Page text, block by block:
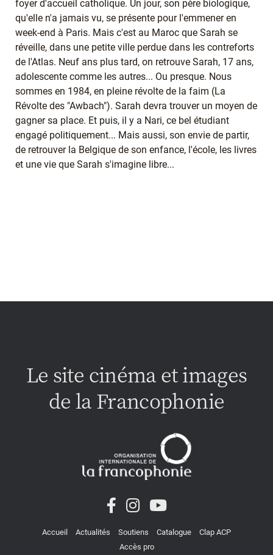
foyer d'accueil catholique. Un jour, son père biologique,
qu'elle n'a jamais vu, se présente pour l'emmener en
week-end à Paris. Mais c'est au Maroc que Sarah se
réveille, dans une petite ville perdue dans les contreforts
de l'Atlas. Neuf ans plus tard, on retrouve Sarah, 17 ans,
adolescente comme les autres... Ou presque. Nous
sommes en 1984, en pleine révolte de la faim (La
Révolte des "Awbach"). Sarah devra trouver un moyen de
gagner sa place. Et puis, il y a Nari, ce bel étudiant
engagé politiquement... Mais aussi, son envie de partir,
de retrouver la Belgique de son enfance, l'école, les livres
et une vie que Sarah s'imagine libre...
Le site cinéma et images
de la Francophonie
Accueil Actualités Soutiens Catalogue
Clap ACP
Accès pro